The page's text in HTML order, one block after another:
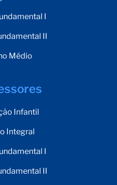
I
II
Médio
Infantil
Integral
I
II